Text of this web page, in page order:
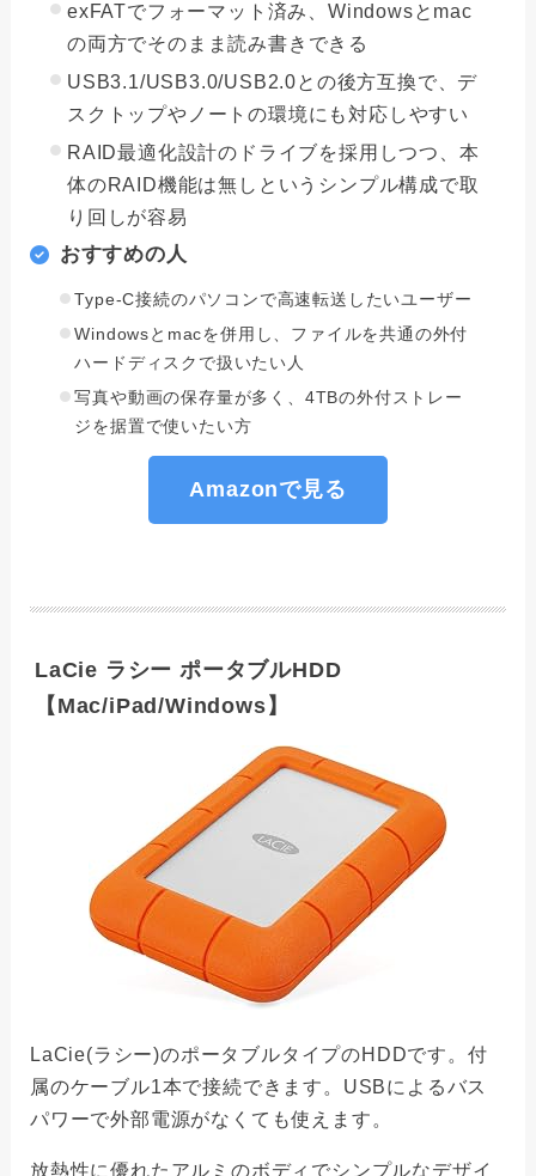
exFATでフォーマット済み、Windowsとmac
の両方でそのまま読み書きできる
USB3.1/USB3.0/USB2.0との後方互換で、デ
スクトップやノートの環境にも対応しやすい
RAID最適化設計のドライブを採用しつつ、本
体のRAID機能は無しというシンプル構成で取
り回しが容易
おすすめの人
Type-C接続のパソコンで高速転送したいユーザー
Windowsとmacを併用し、ファイルを共通の外付
ハードディスクで扱いたい人
写真や動画の保存量が多く、4TBの外付ストレー
ジを据置で使いたい方
Amazonで見る
LaCie ラシー ポータブルHDD
【Mac/iPad/Windows】
LaCie(ラシー)のポータブルタイプのHDDです。付
属のケーブル1本で接続できます。USBによるバス
パワーで外部電源がなくても使えます。
放熱性に優れたアルミのボディでシンプルなデザイ